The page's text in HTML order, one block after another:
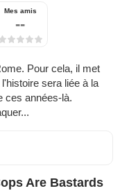
Mes amis
--
Pour cela, il met
sera liée à la
ces années-là.
Are Bastards